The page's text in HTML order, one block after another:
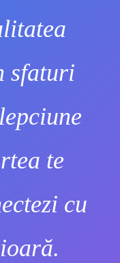
sfaturi
te
cu